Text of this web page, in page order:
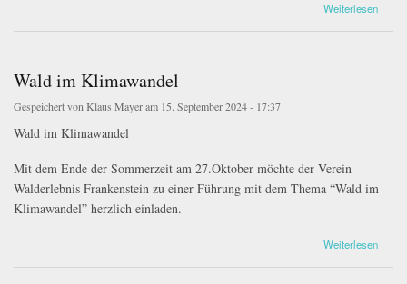
Weiterlesen
Wald im Klimawandel
Gespeichert von Klaus Mayeram 15. September 2024 - 17:37
Wald im Klimawandel
Mit dem Ende der Sommerzeit am 27.Oktober möchte der Verein
Walderlebnis Frankenstein zu einer Führung mit dem Thema “Wald im
Klimawandel” herzlich einladen.
Weiterlesen